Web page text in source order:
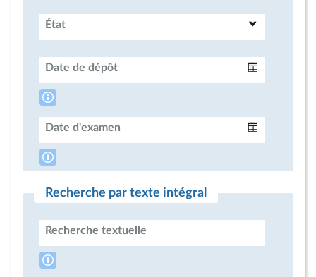
État
Date de dépôt
Date d'examen
Recherche par texte intégral
Recherche textuelle